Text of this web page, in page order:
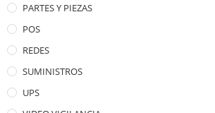
PARTES Y PIEZAS
POS
REDES
SUMINISTROS
UPS